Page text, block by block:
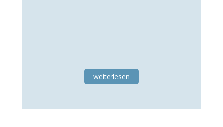
weiterlesen